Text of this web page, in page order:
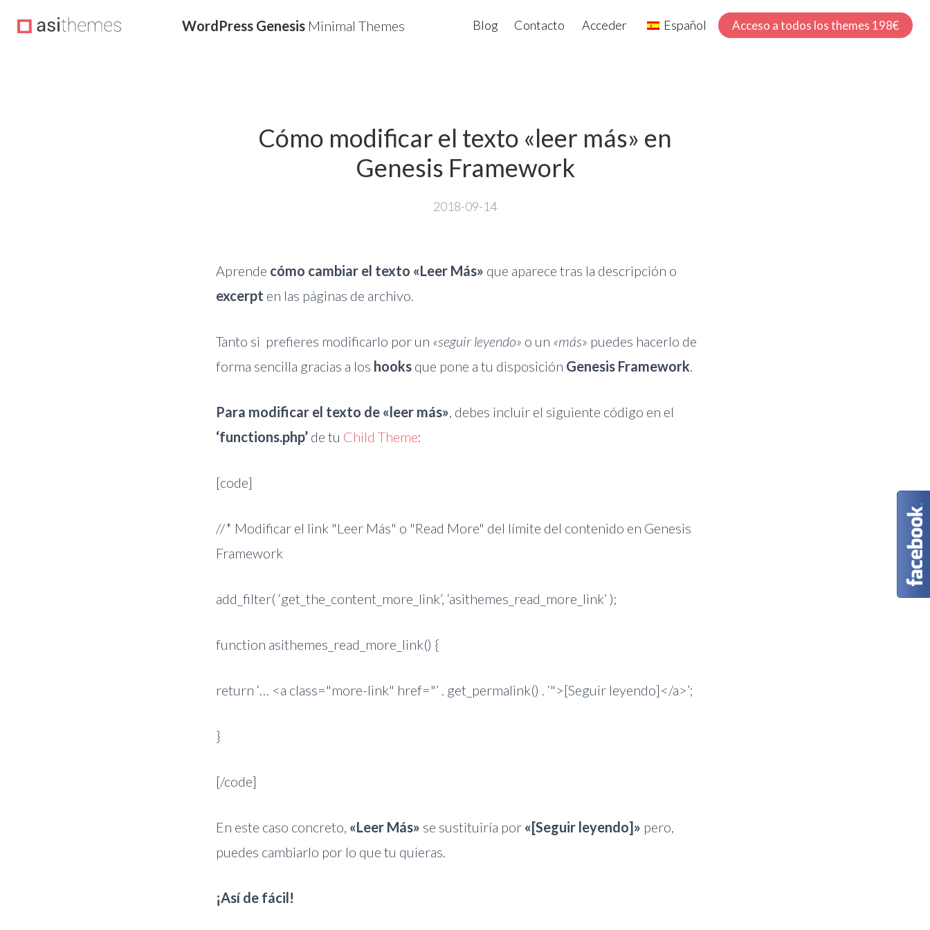
WordPress GenesisMinimal Themes Blog Contacto Acceder Español Acceso a todos los themes 198€
Cómo modificar el texto «leer más» en
Genesis Framework
2018-09-14
Aprende cómo cambiar el texto «Leer Más» que aparece tras la descripción o
excerpt en las páginas de archivo.
Tanto si prefieres modificarlo por un «seguir leyendo» o un «más» puedes hacerlo de
forma sencilla gracias a los hooks que pone a tu disposición Genesis Framework.
Para modificar el texto de «leer más», debes incluir el siguiente código en el
‘functions.php’ de tu Child Theme:
[code]
//* Modificar el link "Leer Más" o "Read More" del límite del contenido en Genesis
Framework
add_filter( ‘get_the_content_more_link’, ‘asithemes_read_more_link’ );
function asithemes_read_more_link() {
return ‘… <a class="more-link" href="’ . get_permalink() . ‘">[Seguir leyendo]</a>’;
}
[/code]
En este caso concreto, «Leer Más» se sustituiría por «[Seguir leyendo]» pero,
puedes cambiarlo por lo que tu quieras.
¡Así de fácil!